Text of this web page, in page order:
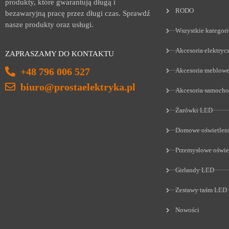
produkty, które gwarantują długą i
bezawaryjną pracę przez długi czas. Sprawdź
nasze produkty oraz usługi.
ZAPRASZAMY DO KONTAKTU
+48 796 006 527
biuro@prostaelektryka.pl
RODO
Wszystkie
Akcesoria
Akcesoria meblowe
Akcesoria
Żarówki LED
Domowe
Przemysłowe
Girlandy LED
Zestawy taśm LED
Nowości